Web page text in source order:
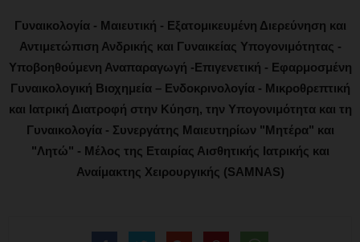
Γυναικολογία - Μαιευτική - Εξατομικευμένη Διερεύνηση και
Αντιμετώπιση Ανδρικής και Γυναικείας Υπογονιμότητας -
Υποβοηθούμενη Αναπαραγωγή -Επιγενετική - Εφαρμοσμένη
Γυναικολογική Βιοχημεία – Ενδοκρινολογία - Μικροθρεπτική
και Ιατρική Διατροφή στην Κύηση, την Υπογονιμότητα και τη
Γυναικολογία - Συνεργάτης Μαιευτηρίων "Μητέρα" και
"Λητώ" - Μέλος της Εταιρίας Αισθητικής Ιατρικής και
Αναίμακτης Χειρουργικής (SAMNAS)